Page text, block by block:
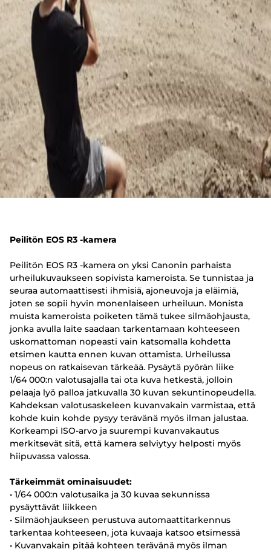
Peilitön EOS R3 -kamera
Peilitön EOS R3 -kamera on yksi Canonin parhaista
urheilukuvaukseen sopivista kameroista. Se tunnistaa ja
seuraa automaattisesti ihmisiä, ajoneuvoja ja eläimiä,
joten se sopii hyvin monenlaiseen urheiluun. Monista
muista kameroista poiketen tämä tukee silmäohjausta,
jonka avulla laite saadaan tarkentamaan kohteeseen
uskomattoman nopeasti vain katsomalla kohdetta
etsimen kautta ennen kuvan ottamista. Urheilussa
nopeus on ratkaisevan tärkeää. Pysäytä pyörän liike
1/64 000:n valotusajalla tai ota kuva hetkestä, jolloin
pelaaja lyö palloa jatkuvalla 30 kuvan sekuntinopeudella.
Kahdeksan valotusaskeleen kuvanvakain varmistaa, että
kohde kuin kohde pysyy terävänä myös ilman jalustaa.
Korkeampi ISO-arvo ja suurempi kuvanvakautus
merkitsevät sitä, että kamera selviytyy helposti myös
hiipuvassa valossa.
Tärkeimmät ominaisuudet:
• 1/64 000:n valotusaika ja 30 kuvaa sekunnissa
pysäyttävät liikkeen
• Silmäohjaukseen perustuva automaattitarkennus
tarkentaa kohteeseen, jota kuvaaja katsoo etsimessä
• Kuvanvakain pitää kohteen terävänä myös ilman